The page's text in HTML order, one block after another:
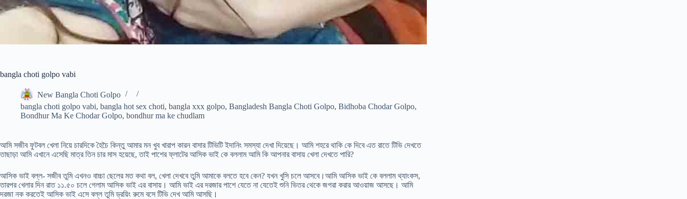
bangla choti golpo vabi
New Bangla Choti Golpo
bangla choti golpo vabi, bangla hot sex choti, bangla xxx golpo, Bangladesh Bangla Choti Golpo, Bidhoba Chodar Golpo,
Bondhur Ma Ke Chodar Golpo, bondhur ma ke chudlam
আমি সজীব ফুটবল খেলা নিয়ে চারদিকে হৈচৈ কিন্তু আমার মন খুব খারাপ কারন বাসার টিভিটি ইদানিং সমস্যা দেখা দিয়েছে। আমি শহরে থাকি কে দিবে এত রাতে টিভি দেখতে
তাছাড়া আমি এখানে এসেছি মাত্র তিন চার মাস হয়েছে, তাই পাশের ফ্লাটের আসিক ভাই কে বললাম আমি কি আপনার বাসায় খেলা দেখতে পারি?
আসিক ভাই বল্ল- সজীব তুমি এখনও বাচ্চা ছেলের মত কথা বল, খেলা দেখবে তুমি আমাকে বলতে হবে কেন? যখন খুসি চলে আসবে।আমি আসিক ভাই কে বললাম থ্যাংকস,
তারপর খেলার দিন রাত ১১.৫০ চলে গেলাম আসিক ভাই এর বাসায়। আমি ভাই এর দরজার পাশে যেতে না যেতেই শুনি ভিতর থেকে জগরা করার আওয়াজ আসছে। আমি
দরজা নক করতেই আসিক ভাই এসে বল্ল তুমি ড্রয়িং রুমে বসে টিভি দেখ আমি আসছি।